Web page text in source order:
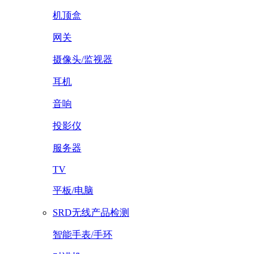
机顶盒
网关
摄像头/监视器
耳机
音响
投影仪
服务器
TV
平板/电脑
SRD无线产品检测
智能手表/手环